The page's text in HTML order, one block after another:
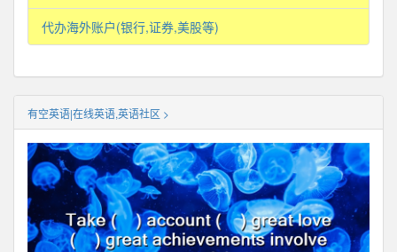
代办海外账户(银行,证券,美股等)
有空英语|在线英语,英语社区 >